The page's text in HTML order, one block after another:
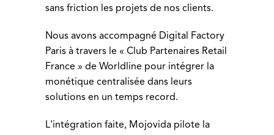
sans friction les projets de nos clients.
Nous avons accompagné Digital Factory
Paris à travers le « Club Partenaires Retail
France » de Worldline pour intégrer la
monétique centralisée dans leurs
solutions en un temps record.
L'intégration faite, Mojovida pilote la